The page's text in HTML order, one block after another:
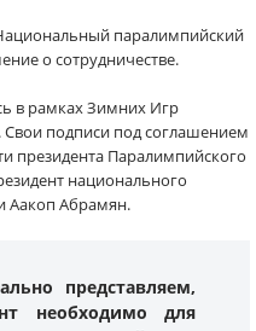
паралимпийский
о сотрудничестве.
в рамках Зимних Игр
подписи под соглашением
президента Паралимпийского
национального
Аакоп Абрамян.
представляем,
необходимо для